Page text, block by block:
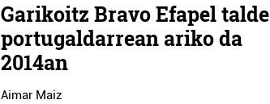
Garikoitz Bravo Efapel talde
portugaldarrean ariko da
2014an
Aimar Maiz